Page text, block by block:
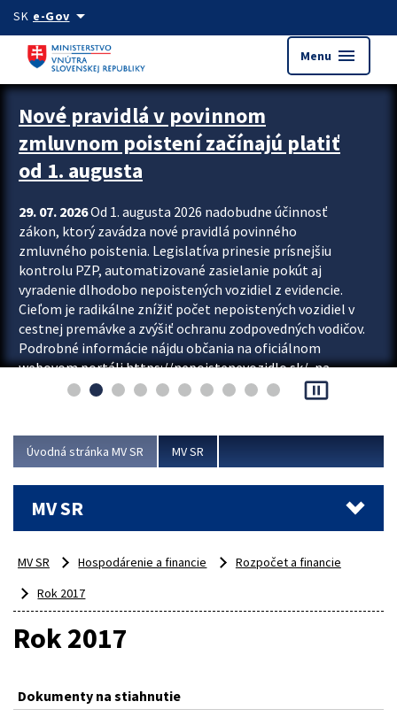
Preskocit na hlavný obsah
SK e-Govarrow_drop_down
Menu menu
Zastavit automatický posun upútavok
Nové pravidlá v povinnom
zmluvnom poistení začínajú platiť
od 1. augusta
29. 07. 2026Od 1. augusta 2026 nadobudne účinnosť
zákon, ktorý zavádza nové pravidlá povinného
zmluvného poistenia. Legislatíva prinesie prísnejšiu
kontrolu PZP, automatizované zasielanie pokút aj
vyradenie dlhodobo nepoistených vozidiel z evidencie.
Cieľom je radikálne znížiť počet nepoistených vozidiel v
cestnej premávke a zvýšiť ochranu zodpovedných vodičov.
Podrobné informácie nájdu občania na oficiálnom
webovom portáli https://nepoistenevozidlo.sk/, na
ktorom od augusta pribudne aj možnosť overiť si...
pause_presentation
Úvodná stránka MV SR MV SR
MV SR
MV SR Hospodárenie a financie
Rozpočet a financie
Rok 2017
Rok 2017
Dokumenty na stiahnutie